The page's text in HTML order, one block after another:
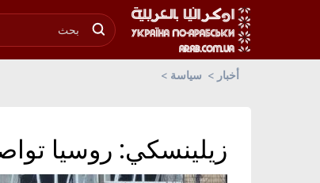
أخبار سياسة
زيلينسكي: روسيا